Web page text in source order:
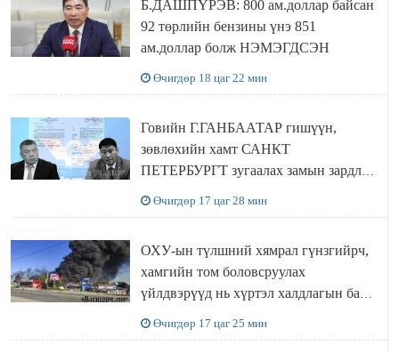
Б.ДАШПҮРЭВ: 800 ам.доллар байсан
92 төрлийн бензины үнэ 851
ам.доллар болж НЭМЭГДСЭН
Өчигдөр 18 цаг 22 мин
Говийн Г.ГАНБААТАР гишүүн,
зөвлөхийн хамт САНКТ
ПЕТЕРБУРГТ зугаалах замын зардлаа
Өчигдөр 17 цаг 28 мин
ОХУ-ын түлшний хямрал гүнзгийрч,
хамгийн том боловсруулах
үйлдвэрүүд нь хүртэл халдлагын бай
Өчигдөр 17 цаг 25 мин